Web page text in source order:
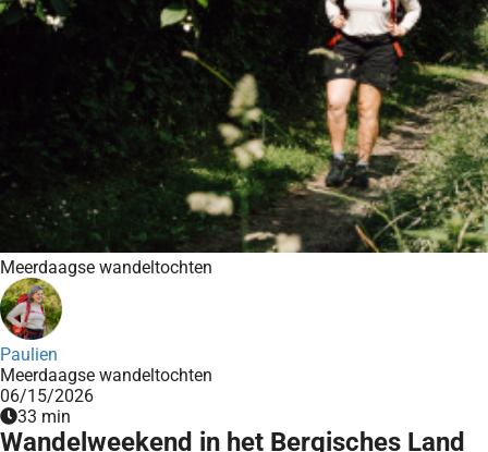
Meerdaagse wandeltochten
Paulien
Meerdaagse wandeltochten
06/15/2026
33 min
Wandelweekend in het Bergisches Land
Hierdoor